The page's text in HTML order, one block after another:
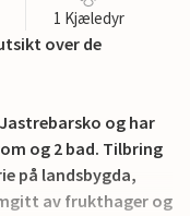
1 Kjæledyr
over de
og har
og 2 bad. Tilbring
på landsbygda,
av frukthager og